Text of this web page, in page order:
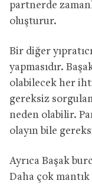
partnerde
oluşturur.
Bir diğer
yapmasıdır.
olabilecek her
gereksiz
neden olabilir.
olayın bile
Ayrıca Başak
Daha çok mantık